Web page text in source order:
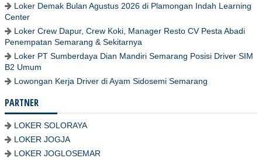
Loker Demak Bulan Agustus 2026 di Plamongan Indah Learning
Center
Loker Crew Dapur, Crew Koki, Manager Resto CV Pesta Abadi
Penempatan Semarang & Sekitarnya
Loker PT Sumberdaya Dian Mandiri Semarang Posisi Driver SIM
B2 Umum
Lowongan Kerja Driver di Ayam Sidosemi Semarang
PARTNER
LOKER SOLORAYA
LOKER JOGJA
LOKER JOGLOSEMAR